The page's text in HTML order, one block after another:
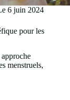
6 juin 2024
pour les
menstruels,